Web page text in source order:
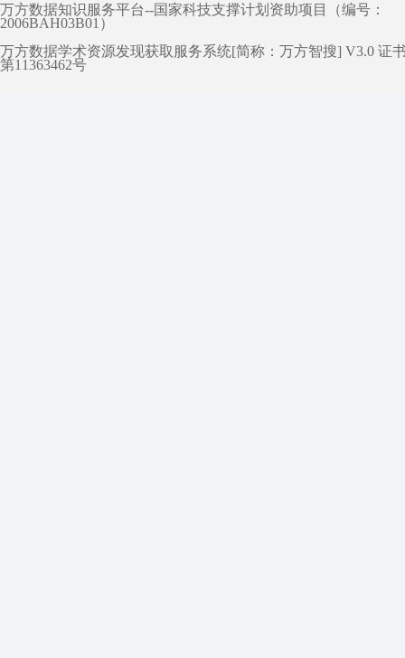
万方数据知识服务平台--国家科技支撑计划资助项目（编号：
2006BAH03B01）
万方数据学术资源发现获取服务系统[简称：万方智搜] V3.0 证
第11363462号